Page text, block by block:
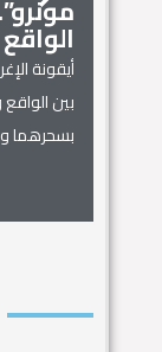
أيقونة
بين الواقع
بسحرهما